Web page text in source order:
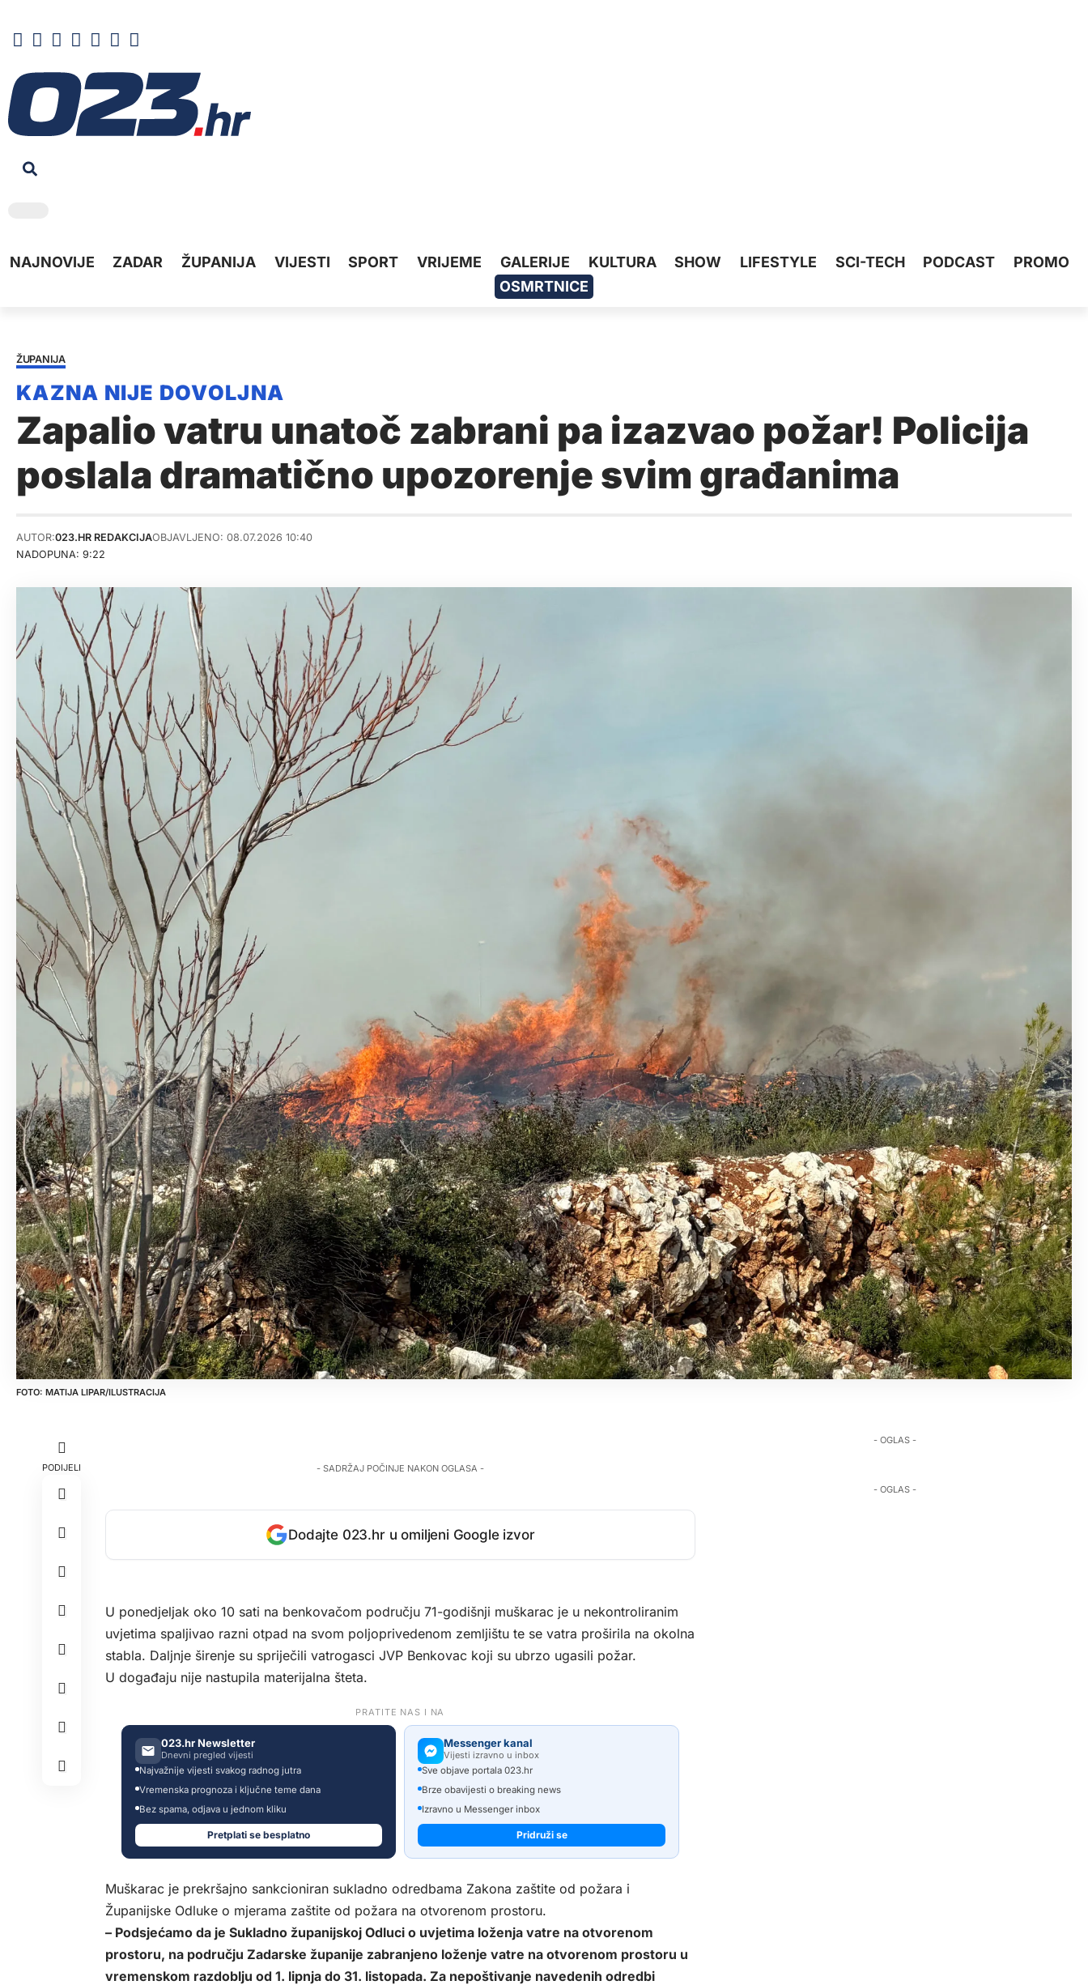
NAJNOVIJE ZADAR ŽUPANIJA VIJESTI SPORT VRIJEME GALERIJE KULTURA SHOW LIFESTYLE SCI-TECH PODCAST
PROMO
OSMRTNICE
ŽUPANIJA
Zapalio vatru unatoč zabrani pa izazvao požar! Policija
poslala dramatično upozorenje svim građanima
NADOPUNA: 9:22
AUTOR:023.HR REDAKCIJAOBJAVLJENO: 08.07.2026 10:40
MATIJA LIPAR/ILUSTRACIJA
PODIJELI - SADRŽAJ POČINJE NAKON OGLASA -
Dodajte 023.hr u omiljeni Google izvor
U ponedjeljak oko 10 sati na benkovačom području 71-godišnji muškarac je u nekontroliranim
uvjetima spaljivao razni otpad na svom poljoprivedenom zemljištu te se vatra proširila na okolna
stabla. Daljnje širenje su spriječili vatrogasci JVP Benkovac koji su ubrzo ugasili požar.
U događaju nije nastupila materijalna šteta.
PRATITE NAS I NA
023.hr Newsletter
Dnevni pregled vijesti
Najvažnije vijesti svakog radnog jutra
Vremenska prognoza i ključne teme dana
Bez spama, odjava u jednom kliku
Pretplati se besplatno
Messenger kanal
Vijesti izravno u inbox
Sve objave portala 023.hr
Brze obavijesti o breaking news
Izravno u Messenger inbox
Pridruži se
Muškarac je prekršajno sankcioniran sukladno odredbama Zakona zaštite od požara i
Županijske Odluke o mjerama zaštite od požara na otvorenom prostoru.
– Podsjećamo da je Sukladno županijskoj Odluci o uvjetima loženja vatre na otvorenom
prostoru, na području Zadarske županije zabranjeno loženje vatre na otvorenom prostoru u
vremenskom razdoblju od 1. lipnja do 31. listopada. Za nepoštivanje navedenih odredbi
- OGLAS -
- OGLAS -